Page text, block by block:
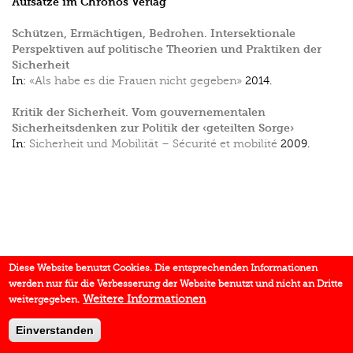
Schützen, Ermächtigen, Bedrohen. Intersektionale
Perspektiven auf politische Theorien und Praktiken der
Sicherheit
In: «Als habe es die Frauen nicht gegeben» 2014.
Kritik der Sicherheit. Vom gouvernementalen
Sicherheitsdenken zur Politik der ‹geteilten Sorge›
In: Sicherheit und Mobilität – Sécurité et mobilité 2009.
Diese Website benutzt Cookies. Die entsprechenden Informationen
werden nur für die Verbesserung der Website benutzt und nicht an Dritte
weitergegeben. Weitere Informationen
Einverstanden